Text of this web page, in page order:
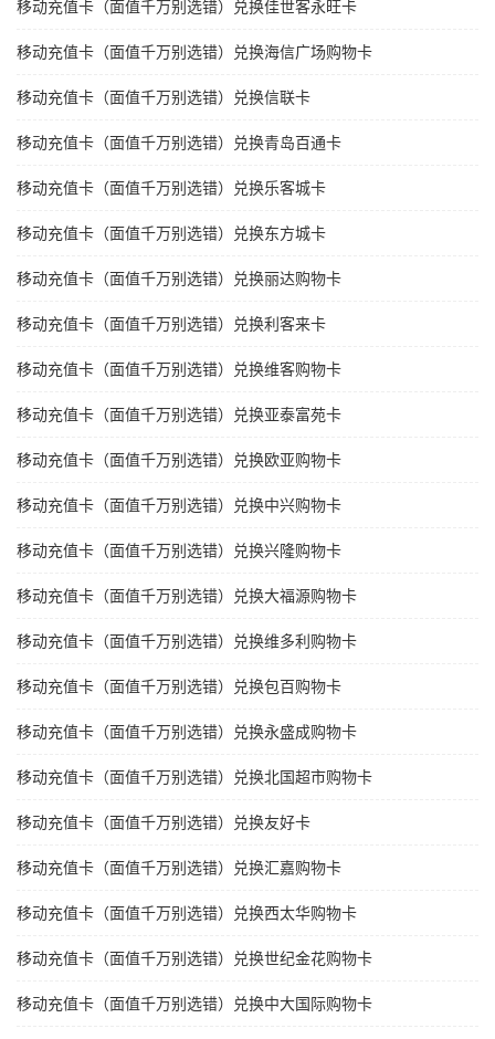
移动充值卡（面值千万别选错）兑换佳世客永旺卡
移动充值卡（面值千万别选错）兑换海信广场购物卡
移动充值卡（面值千万别选错）兑换信联卡
移动充值卡（面值千万别选错）兑换青岛百通卡
移动充值卡（面值千万别选错）兑换乐客城卡
移动充值卡（面值千万别选错）兑换东方城卡
移动充值卡（面值千万别选错）兑换丽达购物卡
移动充值卡（面值千万别选错）兑换利客来卡
移动充值卡（面值千万别选错）兑换维客购物卡
移动充值卡（面值千万别选错）兑换亚泰富苑卡
移动充值卡（面值千万别选错）兑换欧亚购物卡
移动充值卡（面值千万别选错）兑换中兴购物卡
移动充值卡（面值千万别选错）兑换兴隆购物卡
移动充值卡（面值千万别选错）兑换大福源购物卡
移动充值卡（面值千万别选错）兑换维多利购物卡
移动充值卡（面值千万别选错）兑换包百购物卡
移动充值卡（面值千万别选错）兑换永盛成购物卡
移动充值卡（面值千万别选错）兑换北国超市购物卡
移动充值卡（面值千万别选错）兑换友好卡
移动充值卡（面值千万别选错）兑换汇嘉购物卡
移动充值卡（面值千万别选错）兑换西太华购物卡
移动充值卡（面值千万别选错）兑换世纪金花购物卡
移动充值卡（面值千万别选错）兑换中大国际购物卡